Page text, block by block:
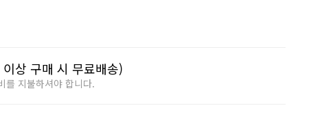
이상 구매 시 무료배송)
를 지불하셔야 합니다.